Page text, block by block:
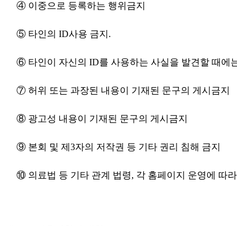
④ 이중으로 등록하는 행위금지
⑤ 타인의 ID사용 금지.
⑥ 타인이 자신의 ID를 사용하는 사실을 발견할 때에
⑦ 허위 또는 과장된 내용이 기재된 문구의 게시금지
⑧ 광고성 내용이 기재된 문구의 게시금지
⑨ 본회 및 제3자의 저작권 등 기타 권리 침해 금지
⑩ 의료법 등 기타 관계 법령, 각 홈페이지 운영에 따